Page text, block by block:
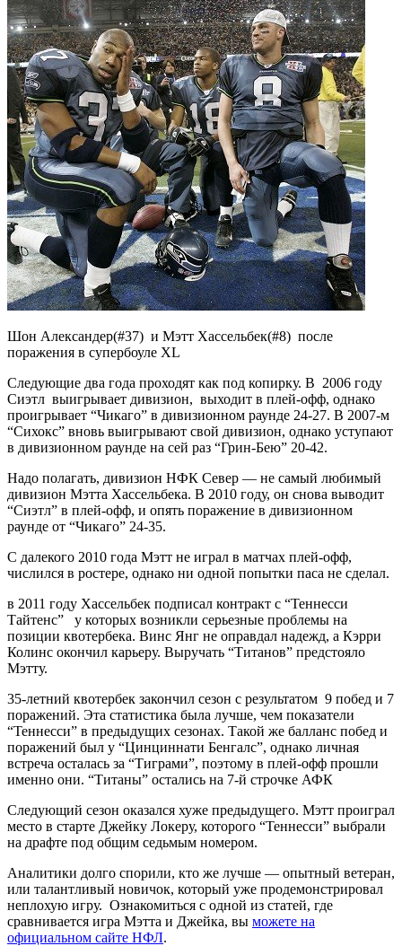
Шон Александер(#37) и Мэтт Хассельбек(#8) после
поражения в супербоуле XL
Следующие два года проходят как под копирку. В 2006 году
Сиэтл выигрывает дивизион, выходит в плей-офф, однако
проигрывает “Чикаго” в дивизионном раунде 24-27. В 2007-м
“Сихокс” вновь выигрывают свой дивизион, однако уступают
в дивизионном раунде на сей раз “Грин-Бею” 20-42.
Надо полагать, дивизион НФК Север — не самый любимый
дивизион Мэтта Хассельбека. В 2010 году, он снова выводит
“Сиэтл” в плей-офф, и опять поражение в дивизионном
раунде от “Чикаго” 24-35.
С далекого 2010 года Мэтт не играл в матчах плей-офф,
числился в ростере, однако ни одной попытки паса не сделал.
в 2011 году Хассельбек подписал контракт с “Теннесси
Тайтенс” у которых возникли серьезные проблемы на
позиции квотербека. Винс Янг не оправдал надежд, а Кэрри
Колинс окончил карьеру. Выручать “Титанов” предстояло
Мэтту.
35-летний квотербек закончил сезон с результатом 9 побед и 7
поражений. Эта статистика была лучше, чем показатели
“Теннесси” в предыдущих сезонах. Такой же балланс побед и
поражений был у “Цинциннати Бенгалс”, однако личная
встреча осталась за “Тиграми”, поэтому в плей-офф прошли
именно они. “Титаны” остались на 7-й строчке АФК
Следующий сезон оказался хуже предыдущего. Мэтт проиграл
место в старте Джейку Локеру, которого “Теннесси” выбрали
на драфте под общим седьмым номером.
Аналитики долго спорили, кто же лучше — опытный ветеран,
или талантливый новичок, который уже продемонстрировал
неплохую игру. Ознакомиться с одной из статей, где
сравнивается игра Мэтта и Джейка, вы можете на
официальном сайте НФЛ.